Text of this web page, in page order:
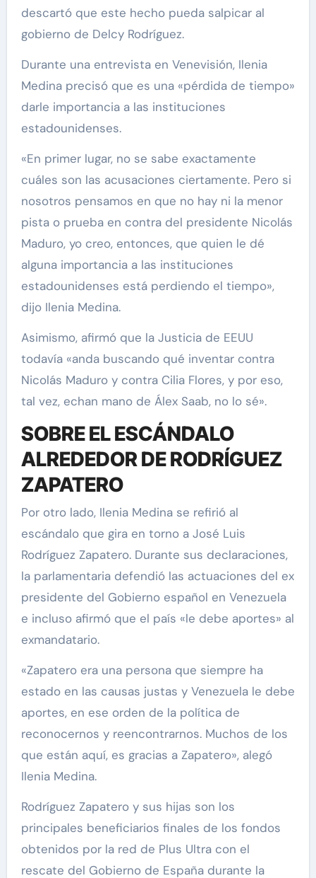
descartó que este hecho pueda salpicar al
gobierno de Delcy Rodríguez.
Durante una entrevista en Venevisión, Ilenia
Medina precisó que es una «pérdida de tiempo»
darle importancia a las instituciones
estadounidenses.
«En primer lugar, no se sabe exactamente
cuáles son las acusaciones ciertamente. Pero si
nosotros pensamos en que no hay ni la menor
pista o prueba en contra del presidente Nicolás
Maduro, yo creo, entonces, que quien le dé
alguna importancia a las instituciones
estadounidenses está perdiendo el tiempo»,
dijo Ilenia Medina.
Asimismo, afirmó que la Justicia de EEUU
todavía «anda buscando qué inventar contra
Nicolás Maduro y contra Cilia Flores, y por eso,
tal vez, echan mano de Álex Saab, no lo sé».
SOBRE EL ESCÁNDALO
ALREDEDOR DE RODRÍGUEZ
ZAPATERO
Por otro lado, Ilenia Medina se refirió al
escándalo que gira en torno a José Luis
Rodríguez Zapatero. Durante sus declaraciones,
la parlamentaria defendió las actuaciones del ex
presidente del Gobierno español en Venezuela
e incluso afirmó que el país «le debe aportes» al
exmandatario.
«Zapatero era una persona que siempre ha
estado en las causas justas y Venezuela le debe
aportes, en ese orden de la política de
reconocernos y reencontrarnos. Muchos de los
que están aquí, es gracias a Zapatero», alegó
Ilenia Medina.
Rodríguez Zapatero y sus hijas son los
principales beneficiarios finales de los fondos
obtenidos por la red de Plus Ultra con el
rescate del Gobierno de España durante la